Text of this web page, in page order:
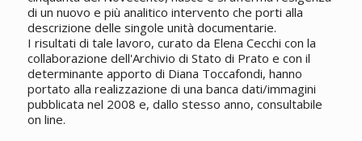
di un nuovo e più analitico intervento che porti alla
descrizione delle singole unità documentarie.
I risultati di tale lavoro, curato da Elena Cecchi con la
collaborazione dell'Archivio di Stato di Prato e con il
determinante apporto di Diana Toccafondi, hanno
portato alla realizzazione di una banca dati/immagini
pubblicata nel 2008 e, dallo stesso anno, consultabile
on line.